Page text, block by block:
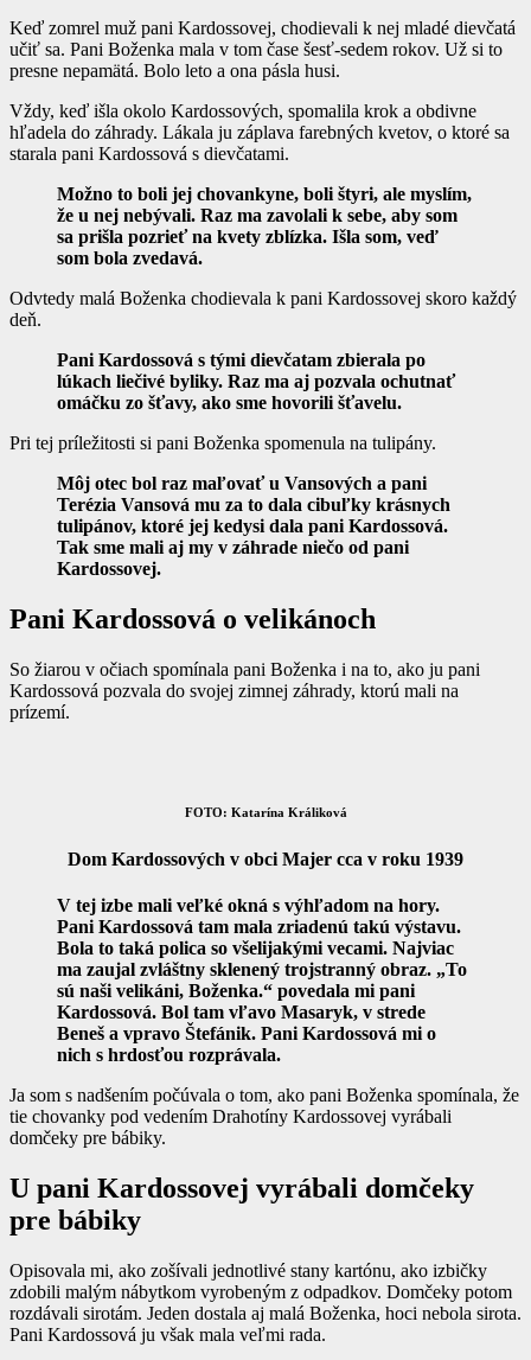
Keď zomrel muž pani Kardossovej, chodievali k nej mladé dievčatá
učiť sa. Pani Boženka mala v tom čase šesť-sedem rokov. Už si to
presne nepamätá. Bolo leto a ona pásla husi.
Vždy, keď išla okolo Kardossových, spomalila krok a obdivne
hľadela do záhrady. Lákala ju záplava farebných kvetov, o ktoré sa
starala pani Kardossová s dievčatami.
Možno to boli jej chovankyne, boli štyri, ale myslím,
že u nej nebývali. Raz ma zavolali k sebe, aby som
sa prišla pozrieť na kvety zblízka. Išla som, veď
som bola zvedavá.
Odvtedy malá Boženka chodievala k pani Kardossovej skoro každý
deň.
Pani Kardossová s tými dievčatam zbierala po
lúkach liečivé byliky. Raz ma aj pozvala ochutnať
omáčku zo šťavy, ako sme hovorili šťavelu.
Pri tej príležitosti si pani Boženka spomenula na tulipány.
Môj otec bol raz maľovať u Vansových a pani
Terézia Vansová mu za to dala cibuľky krásnych
tulipánov, ktoré jej kedysi dala pani Kardossová.
Tak sme mali aj my v záhrade niečo od pani
Kardossovej.
Pani Kardossová o velikánoch
So žiarou v očiach spomínala pani Boženka i na to, ako ju pani
Kardossová pozvala do svojej zimnej záhrady, ktorú mali na
prízemí.
FOTO: Katarína Králiková
Dom Kardossových v obci Majer cca v roku 1939
V tej izbe mali veľké okná s výhľadom na hory.
Pani Kardossová tam mala zriadenú takú výstavu.
Bola to taká polica so všelijakými vecami. Najviac
ma zaujal zvláštny sklenený trojstranný obraz. „To
sú naši velikáni, Boženka.“ povedala mi pani
Kardossová. Bol tam vľavo Masaryk, v strede
Beneš a vpravo Štefánik. Pani Kardossová mi o
nich s hrdosťou rozprávala.
Ja som s nadšením počúvala o tom, ako pani Boženka spomínala, že
tie chovanky pod vedením Drahotíny Kardossovej vyrábali
domčeky pre bábiky.
U pani Kardossovej vyrábali domčeky
pre bábiky
Opisovala mi, ako zošívali jednotlivé stany kartónu, ako izbičky
zdobili malým nábytkom vyrobeným z odpadkov. Domčeky potom
rozdávali sirotám. Jeden dostala aj malá Boženka, hoci nebola sirota.
Pani Kardossová ju však mala veľmi rada.